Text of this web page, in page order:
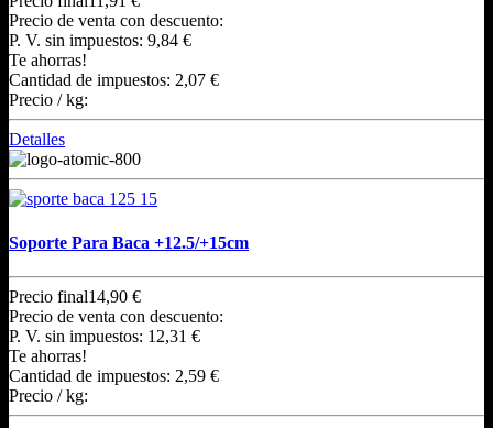
Precio de venta con descuento:
P. V. sin impuestos: 9,84 €
Te ahorras!
Cantidad de impuestos: 2,07 €
Precio / kg:
Detalles
Soporte Para Baca +12.5/+15cm
Precio final14,90 €
Precio de venta con descuento:
P. V. sin impuestos: 12,31 €
Te ahorras!
Cantidad de impuestos: 2,59 €
Precio / kg: